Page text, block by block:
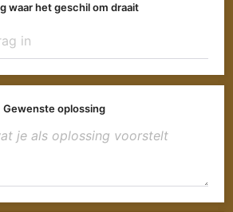
waar het geschil om draait
Gewenste oplossing